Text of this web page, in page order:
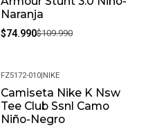
Naranja
$74.990$109.990
-22%
FZ5172-010|NIKE
Camiseta Nike K Nsw
Tee Club Ssnl Camo
Niño-Negro